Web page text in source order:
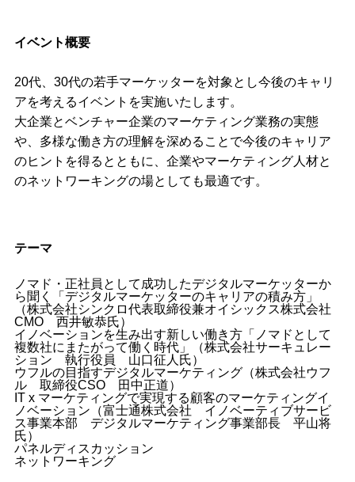
イベント概要
20代、30代の若手マーケッターを対象とし今後のキャリ
アを考えるイベントを実施いたします。
大企業とベンチャー企業のマーケティング業務の実態
や、多様な働き方の理解を深めることで今後のキャリア
のヒントを得るとともに、企業やマーケティング人材と
のネットワーキングの場としても最適です。
テーマ
ノマド・正社員として成功したデジタルマーケッターか
ら聞く「デジタルマーケッターのキャリアの積み方」
（株式会社シンクロ代表取締役兼オイシックス株式会社
CMO 西井敏恭氏）
イノベーションを生み出す新しい働き方「ノマドとして
複数社にまたがって働く時代」（株式会社サーキュレー
ション 執行役員 山口征人氏）
ウフルの目指すデジタルマーケティング（株式会社ウフ
ル 取締役CSO 田中正道）
IT x マーケティングで実現する顧客のマーケティングイ
ノベーション（富士通株式会社 イノベーティブサービ
ス事業本部 デジタルマーケティング事業部長 平山将
氏）
パネルディスカッション
ネットワーキング